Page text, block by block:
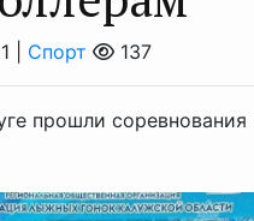
| Спорт 137
прошли соревнования